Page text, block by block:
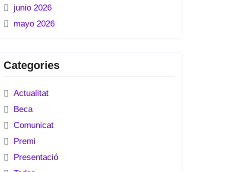
junio 2026
mayo 2026
Categories
Actualitat
Beca
Comunicat
Premi
Presentació